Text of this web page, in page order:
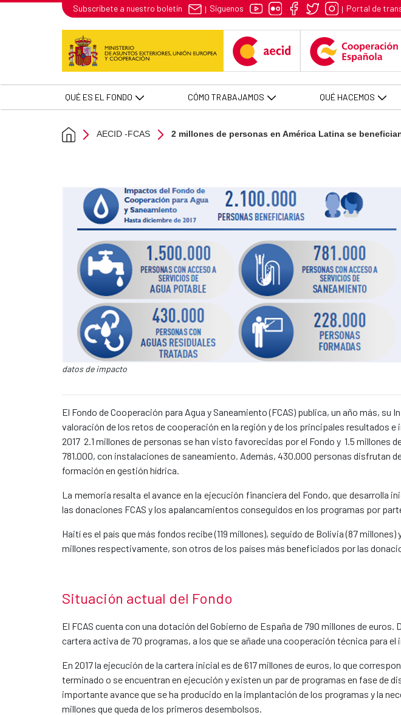
Skip to Main Content
2 millones de personas en América Latina se
Subscríbete a nuestro boletín | Síguenos | Portal de
QUÉ ES EL FONDO CÓMO TRABAJAMOS QUÉ HACEMOS
AECID -FCAS 2 millones de personas en América Latina se
Caption:
datos de impacto
News content
El Fondo de Cooperación para Agua y Saneamiento (FCAS) publica, un año más,
valoración de los retos de cooperación en la región y de los principales resultados
2017 2.1 millones de personas se han visto favorecidas por el Fondo y 1.5 millones
781.000, con instalaciones de saneamiento. Además, 430.000 personas disfrutan
formación en gestión hídrica.
La memoria resalta el avance en la ejecución financiera del Fondo, que desarrolla
las donaciones FCAS y los apalancamientos conseguidos en los programas por
Haití es el país que más fondos recibe (119 millones), seguido de Bolivia (87 millones)
millones respectivamente, son otros de los países más beneficiados por las
Situación actual del Fondo
El FCAS cuenta con una dotación del Gobierno de España de 790 millones de
cartera activa de 70 programas, a los que se añade una cooperación técnica para el
En 2017 la ejecución de la cartera inicial es de 617 millones de euros, lo que
terminado o se encuentran en ejecución y existen un par de programas en fase de
importante avance que se ha producido en la implantación de los programas y la
millones que queda de los primeros desembolsos.